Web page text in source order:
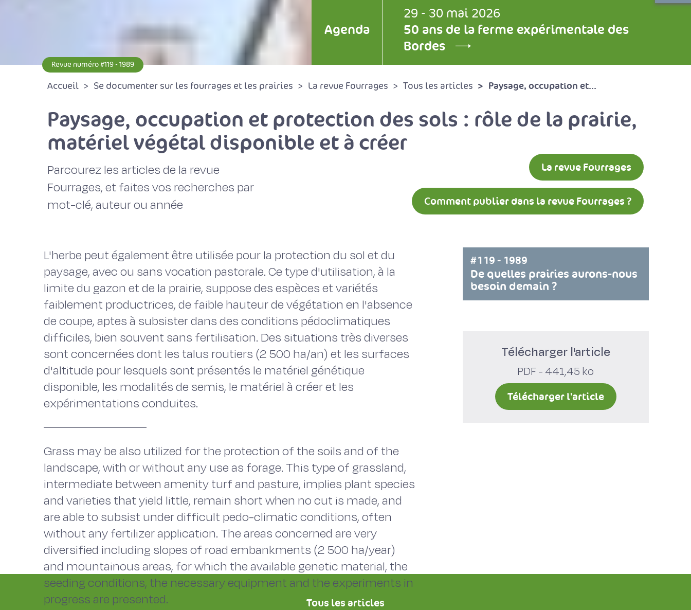
Agenda
29 - 30 mai 2026
50 ans de la ferme expérimentale des
Bordes
Revue numéro #119 - 1989
Accueil Se documenter sur les fourrages et les prairies La revue Fourrages Tous les articles Paysage, occupation et...
Paysage, occupation et protection des sols : rôle de la prairie,
matériel végétal disponible et à créer
Parcourez les articles de la revue
Fourrages, et faites vos recherches par
mot-clé, auteur ou année
La revue Fourrages
Comment publier dans la revue Fourrages ?
L'herbe peut également être utilisée pour la protection du sol et du
paysage, avec ou sans vocation pastorale. Ce type d'utilisation, à la
limite du gazon et de la prairie, suppose des espèces et variétés
faiblement productrices, de faible hauteur de végétation en l'absence
de coupe, aptes à subsister dans des conditions pédoclimatiques
difficiles, bien souvent sans fertilisation. Des situations très diverses
sont concernées dont les talus routiers (2 500 ha/an) et les surfaces
d'altitude pour lesquels sont présentés le matériel génétique
disponible, les modalités de semis, le matériel à créer et les
expérimentations conduites.
Grass may be also utilized for the protection of the soils and of the
landscape, with or without any use as forage. This type of grassland,
intermediate between amenity turf and pasture, implies plant species
and varieties that yield little, remain short when no cut is made, and
are able to subsist under difficult pedo-climatic conditions, often
without any fertilizer application. The areas concerned are very
diversified including slopes of road embankments (2 500 ha/year)
and mountainous areas, for which the available genetic material, the
seeding conditions, the necessary equipment and the experiments in
progress are presented.
#119 - 1989
De quelles prairies aurons-nous
besoin demain ?
Télécharger l'article
PDF - 441,45 ko
Télécharger l'article
Tous les articles